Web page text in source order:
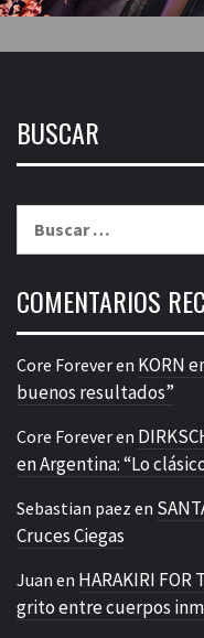
BUSCAR
COMENTARIOS
Core Foreveren KORN
buenos resultados”
Core Foreveren
en Argentina: “Lo
Sebastian paez en
Cruces Ciegas
Juan en HARAKIRI FOR
grito entre cuerpos